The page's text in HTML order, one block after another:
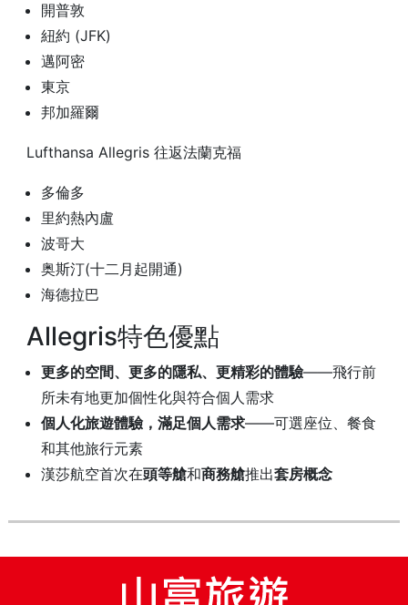
開普敦
紐約 (JFK)
邁阿密
東京
邦加羅爾
Lufthansa Allegris 往返法蘭克福
多倫多
里約熱內盧
波哥大
奥斯汀(十二月起開通)
海德拉巴
Allegris特色優點
更多的空間、更多的隱私、更精彩的體驗——飛行前
所未有地更加個性化與符合個人需求
個人化旅遊體驗，滿足個人需求——可選座位、餐食
和其他旅行元素
漢莎航空首次在頭等艙和商務艙推出套房概念